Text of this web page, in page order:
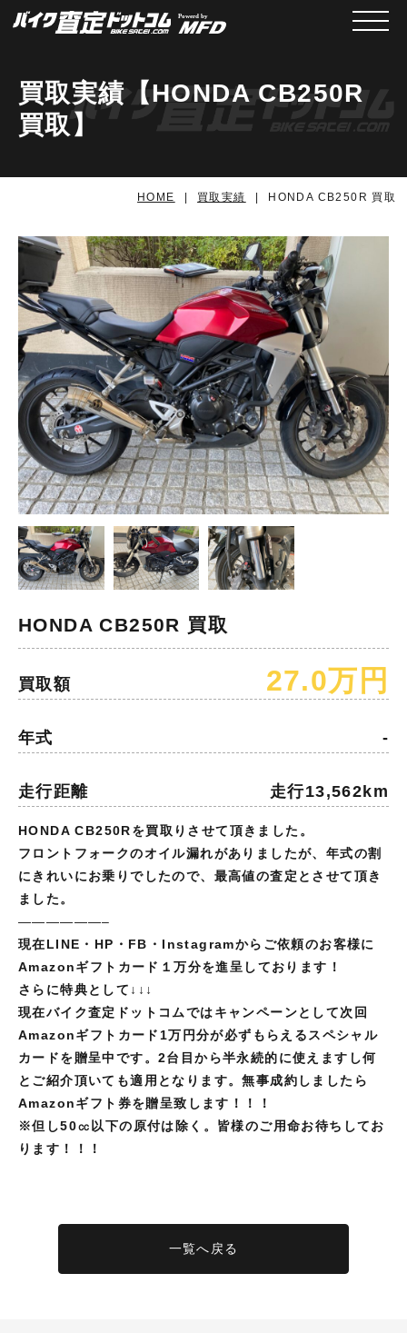
メニ
買取実績【HONDA CB250R
買取】
HOME 買取実績 HONDA CB250R 買取
HONDA CB250R 買取
買取額 27.0万円
年式 -
走行距離 走行13,562km
HONDA CB250Rを買取りさせて頂きました。
フロントフォークのオイル漏れがありましたが、年式の割
にきれいにお乗りでしたので、最高値の査定とさせて頂き
ました。
——————–
現在LINE・HP・FB・Instagramからご依頼のお客様に
Amazonギフトカード１万分を進呈しております！
さらに特典として↓↓↓
現在バイク査定ドットコムではキャンペーンとして次回
Amazonギフトカード1万円分が必ずもらえるスペシャル
カードを贈呈中です。2台目から半永続的に使えますし何
とご紹介頂いても適用となります。無事成約しましたら
Amazonギフト券を贈呈致します！！！
※但し50㏄以下の原付は除く。皆様のご用命お待ちしてお
ります！！！
一覧へ戻る